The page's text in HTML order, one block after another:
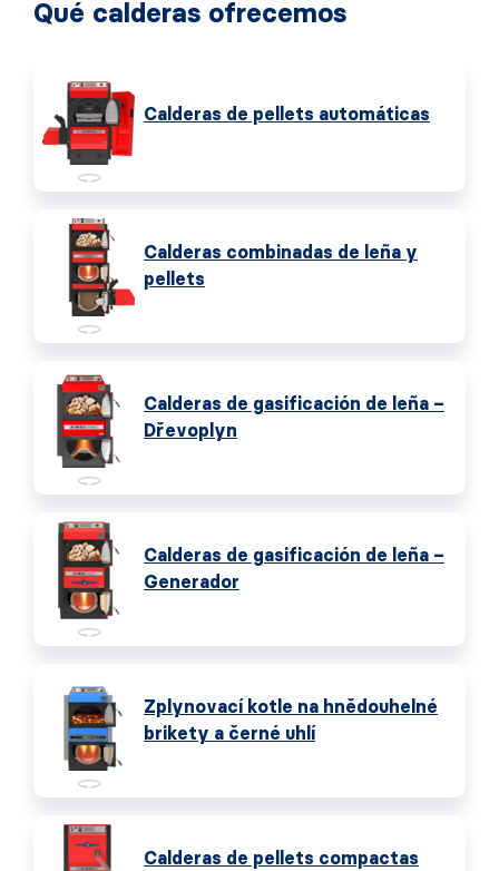
Qué calderas ofrecemos
Calderas de pellets automáticas
Calderas combinadas de leña y
pellets
Calderas de gasificación de leña –
Dřevoplyn
Calderas de gasificación de leña –
Generador
Zplynovací kotle na hnědouhelné
brikety a černé uhlí
Calderas de pellets compactas